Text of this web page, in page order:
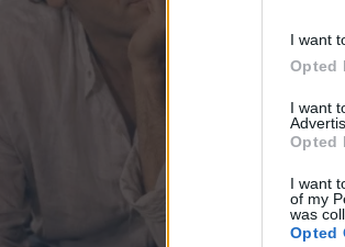
I want
Opted
I want
Opted
I want
of my
was
Opted